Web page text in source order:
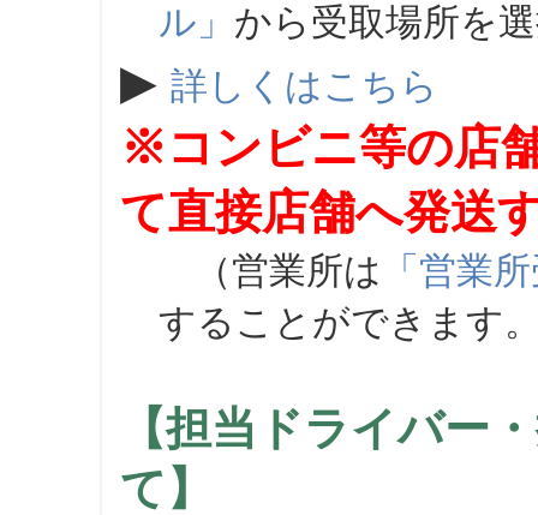
ル」 から受取場所を
▶ 詳しくはこちら
※コンビニ等の店
て直接店舗へ発送
（営業所は 「営業
することができます
【担当ドライバー
て】